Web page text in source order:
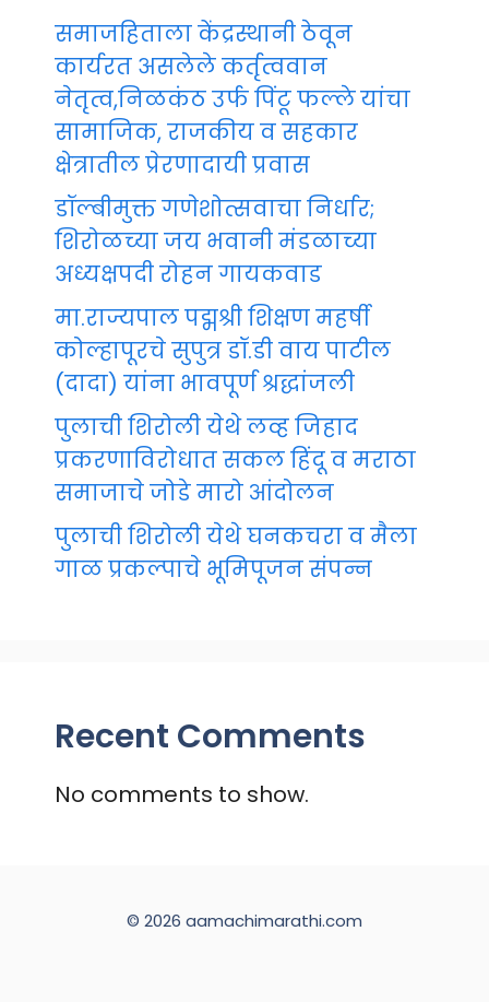
समाजहिताला केंद्रस्थानी ठेवून
कार्यरत असलेले कर्तृत्ववान
नेतृत्व,निळकंठ उर्फ पिंटू फल्ले यांचा
सामाजिक, राजकीय व सहकार
क्षेत्रातील प्रेरणादायी प्रवास
डॉल्बीमुक्त गणेशोत्सवाचा निर्धार;
शिरोळच्या जय भवानी मंडळाच्या
अध्यक्षपदी रोहन गायकवाड
मा.राज्यपाल पद्मश्री शिक्षण महर्षी
कोल्हापूरचे सुपुत्र डॉ.डी वाय पाटील
(दादा) यांना भावपूर्ण श्रद्धांजली
पुलाची शिरोली येथे लव्ह जिहाद
प्रकरणाविरोधात सकल हिंदू व मराठा
समाजाचे जोडे मारो आंदोलन
पुलाची शिरोली येथे घनकचरा व मैला
गाळ प्रकल्पाचे भूमिपूजन संपन्न
Recent Comments
No comments to show.
© 2026 aamachimarathi.com